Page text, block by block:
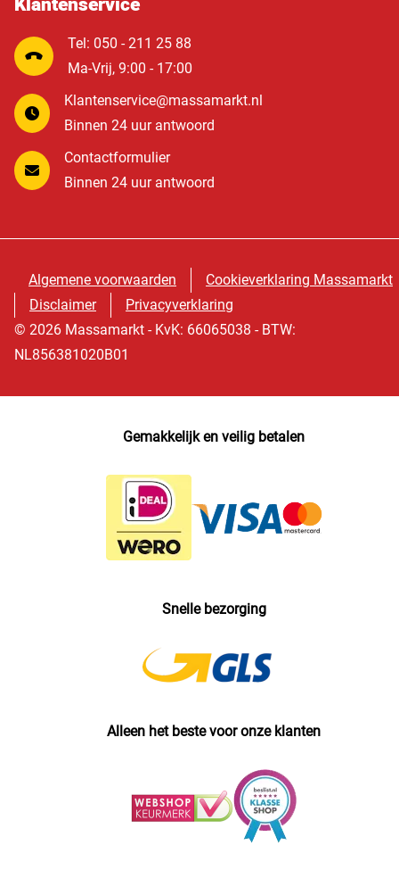
Tel: 050 - 211 25 88
Ma-Vrij, 9:00 - 17:00
Klantenservice@massamarkt.nl
Binnen 24 uur antwoord
Contactformulier
Binnen 24 uur antwoord
Algemene voorwaarden
Cookieverklaring Massamarkt
Disclaimer
Privacyverklaring
© 2026 Massamarkt - KvK: 66065038 - BTW:
NL856381020B01
Gemakkelijk en veilig betalen
Snelle bezorging
Alleen het beste voor onze klanten